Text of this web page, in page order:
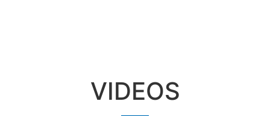
VIDEOS